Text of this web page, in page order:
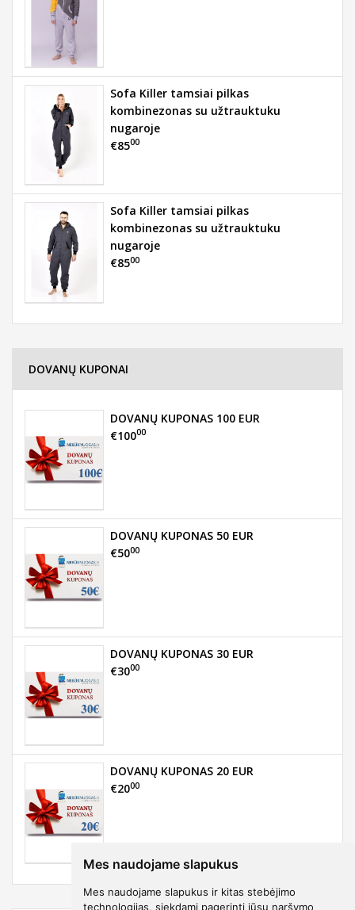
Mes naudojame slapukus
Mes naudojame slapukus ir kitas stebėjimo
technologijas, siekdami pagerinti jūsų naršymo
Sofa Killer tamsiai pilkas
kombinezonas su užtrauktuku
nugaroje
€8500
Sofa Killer tamsiai pilkas
kombinezonas su užtrauktuku
nugaroje
€8500
DOVANŲ KUPONAI
DOVANŲ KUPONAS 100 EUR
€10000
DOVANŲ KUPONAS 50 EUR
€5000
DOVANŲ KUPONAS 30 EUR
€3000
DOVANŲ KUPONAS 20 EUR
€2000